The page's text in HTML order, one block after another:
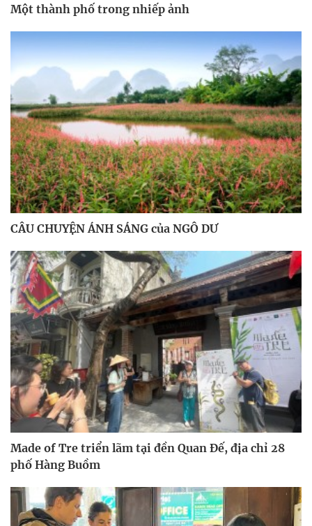
Một thành phố trong nhiếp ảnh
CÂU CHUYỆN ÁNH SÁNG của NGÔ DƯ
Made of Tre triển lãm tại đền Quan Đế, địa chỉ 28
phố Hàng Buồm